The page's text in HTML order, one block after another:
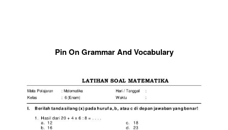
Pin On Grammar And Vocabulary